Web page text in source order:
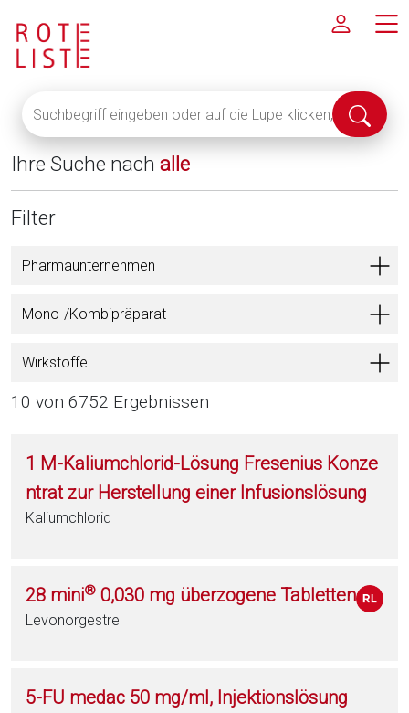
eingeben
oder
auf
die
Lupe
alle
anzuzeigen
Suche
Ihre Suche nach alle
Filter
Pharmaunternehmen
Mono-/Kombipräparat
Wirkstoffe
10 von 6752 Ergebnissen
1 M-Kaliumchlorid-Lösung Fresenius Konze
ntrat zur Herstellung einer Infusionslösung
Kaliumchlorid
28 mini® 0,030 mg überzogene Tabletten
Levonorgestrel
5-FU medac 50 mg/ml, Injektionslösung